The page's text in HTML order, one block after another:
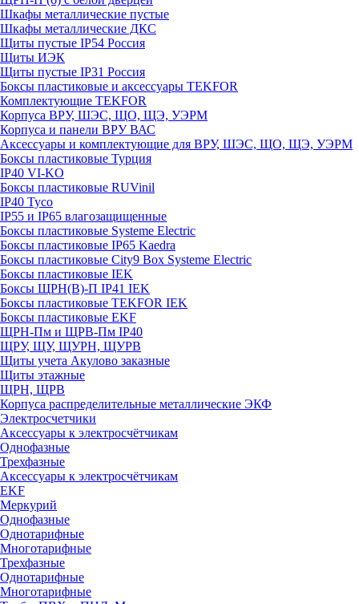
Шкафы металлические пустые
Шкафы металлические ДКС
Щиты пустые IP54 Россия
Щиты ИЭК
Щиты пустые IP31 Россия
Боксы пластиковые и аксессуары TEKFOR
Комплектующие TEKFOR
Корпуса ВРУ, ШЭС, ЩО, ЩЭ, УЭРМ
Корпуса и панели ВРУ ВАС
Аксессуары и комплектующие для ВРУ, ШЭС, ЩО, ЩЭ, УЭРМ
Боксы пластиковые Турция
IP40 VI-KO
Боксы пластиковые RUVinil
IP40 Тусо
IP55 и IP65 влагозащищенные
Боксы пластиковые Systeme Electric
Боксы пластиковые IP65 Kaedra
Боксы пластиковые City9 Box Systeme Electric
Боксы пластиковые IEK
Боксы ЩРН(В)-П IP41 IEK
Боксы пластиковые TEKFOR IEK
Боксы пластиковые EKF
ЩРН-Пм и ЩРВ-Пм IP40
ЩРУ, ЩУ, ЩУРН, ЩУРВ
Щиты учета Акулово заказные
Щиты этажные
ЩРН, ЩРВ
Корпуса распределительные металлические ЭКФ
Электросчетчики
Аксессуары к электросчётчикам
Однофазные
Трехфазные
Аксессуары к электросчётчикам
EKF
Меркурий
Однофазные
Однотарифные
Многотарифные
Трехфазные
Однотарифные
Многотарифные